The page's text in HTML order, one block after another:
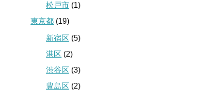
松戸市 (1)
東京都 (19)
新宿区 (5)
港区 (2)
渋谷区 (3)
豊島区 (2)